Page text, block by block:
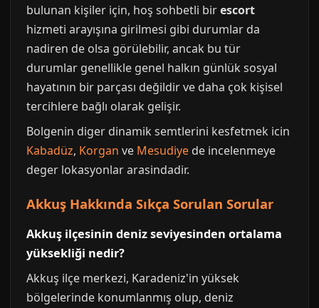
bulunan kişiler için, hoş sohbetli birescort
hizmeti arayışına girilmesi gibi durumlar da
nadiren de olsa görülebilir, ancak bu tür
durumlar genellikle genel halkın günlük sosyal
hayatının bir parçası değildir ve daha çok kişisel
tercihlere bağlı olarak gelişir.
Bolgenin diger dinamik semtlerini kesfetmek icin
Kabadüz, Korgan ve Mesudiye de incelenmeye
deger lokasyonlar arasindadir.
Akkuş Hakkında Sıkça Sorulan Sorular
Akkuş ilçesinin deniz seviyesinden ortalama
yüksekliği nedir?
Akkuş ilçe merkezi, Karadeniz'in yüksek
bölgelerinde konumlanmış olup, deniz